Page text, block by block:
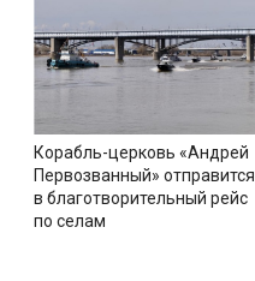
Корабль-церковь «Андрей
Первозванный» отправится
в благотворительный рейс
по селам